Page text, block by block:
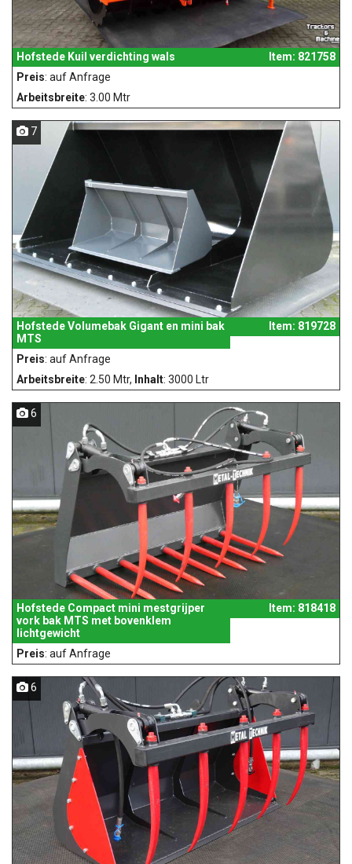
Hofstede Kuil verdichting wals
Item: 821758
Preis: auf Anfrage
Arbeitsbreite: 3.00 Mtr
7
Hofstede Volumebak Gigant en mini bak
MTS
Item: 819728
Preis: auf Anfrage
Arbeitsbreite: 2.50 Mtr, Inhalt: 3000 Ltr
6
Hofstede Compact mini mestgrijper
vork bak MTS met bovenklem
lichtgewicht
Item: 818418
Preis: auf Anfrage
6